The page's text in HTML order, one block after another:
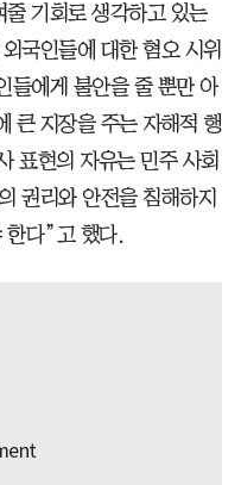
기회로 생각하고 있는
국인들에 대한 혐오 시위
들에게 불안을 줄 뿐만 아
큰 지장을 주는 자해적 행
표현의 자유는 민주 사회
권리와 안전을 침해하지
한다”고 했다.